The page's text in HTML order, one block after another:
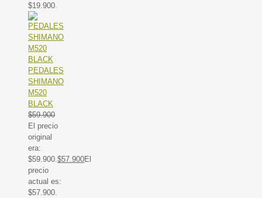
$19.900.
PEDALES
SHIMANO
M520
BLACK
$59.900
El precio
original
era:
$59.900.$57.900El
precio
actual es:
$57.900.